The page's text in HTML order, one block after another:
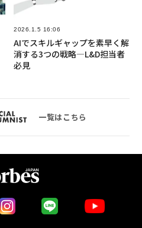
2026.1.5 16:06
AIでスキルギャップを素早く解
消する3つの戦略—L&D担当者
必見
一覧はこちら